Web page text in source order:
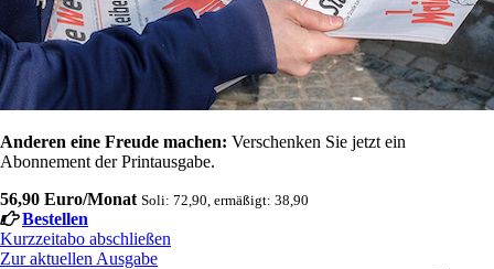
Anderen eine Freude machen: Verschenken Sie jetzt ein
Abonnement der Printausgabe.
56,90 Euro/Monat Soli: 72,90, ermäßigt: 38,90
Bestellen
Kurzzeitabo abschließen
Zur aktuellen Ausgabe